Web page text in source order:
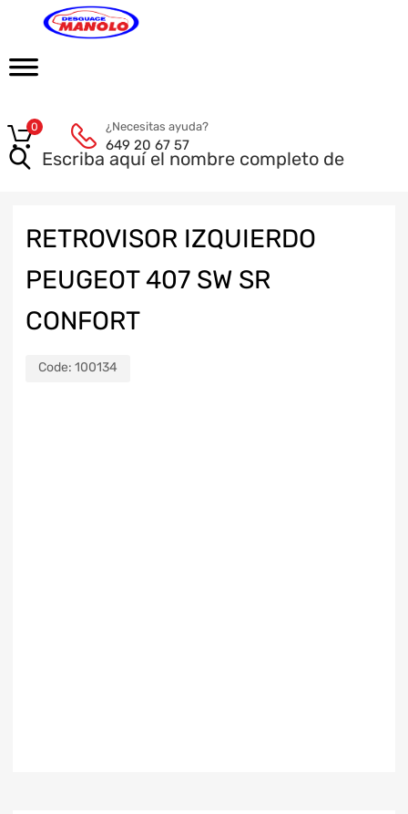
¿Necesitas ayuda?
649 20 67 57
0
RETROVISOR IZQUIERDO
PEUGEOT 407 SW SR
CONFORT
Code: 100134